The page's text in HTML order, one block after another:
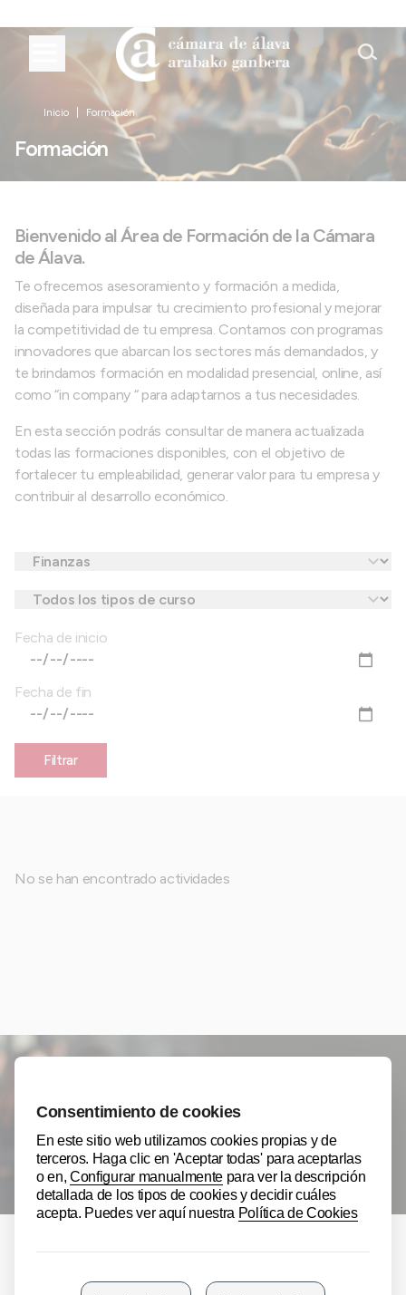
Inicio Formación
Formación
Bienvenido al Área de Formación de la Cámara
de Álava.
Te ofrecemos asesoramiento y formación a medida,
diseñada para impulsar tu crecimiento profesional y mejorar
la competitividad de tu empresa. Contamos con programas
innovadores que abarcan los sectores más demandados, y
te brindamos formación en modalidad presencial, online, así
como “in company “ para adaptarnos a tus necesidades.
En esta sección podrás consultar de manera actualizada
todas las formaciones disponibles, con el objetivo de
fortalecer tu empleabilidad, generar valor para tu empresa y
contribuir al desarrollo económico.
Fecha de inicio
Fecha de fin
Filtrar
No se han encontrado actividades
Apúntate al Newsletter de Cámara de Álava.
APÚNTATE AL NEWSLETTER
Álava contigo: